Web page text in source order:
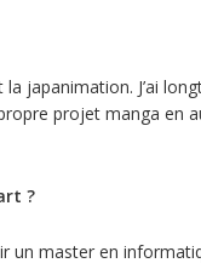
japanimation. J’ai
projet manga en
?
un master en